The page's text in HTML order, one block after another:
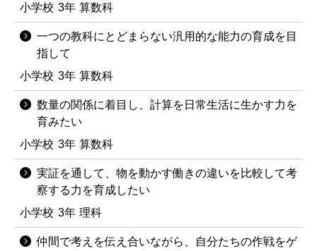
小学校 3年 算数科
一つの教科にとどまらない汎用的な能力の育成を目
指して
小学校 3年 算数科
数量の関係に着目し、計算を日常生活に生かす力を
育みたい
小学校 3年 算数科
実証を通して、物を動かす働きの違いを比較して考
察する力を育成したい
小学校 3年 理科
仲間で考えを伝え合いながら、自分たちの作戦をゲ